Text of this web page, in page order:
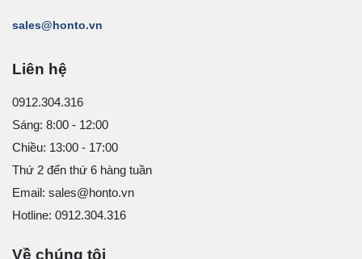
sales@honto.vn
Liên hệ
0912.304.316
Sáng: 8:00 - 12:00
Chiều: 13:00 - 17:00
Thứ 2 đến thứ 6 hàng tuần
Email: sales@honto.vn
Hotline: 0912.304.316
Về chúng tôi